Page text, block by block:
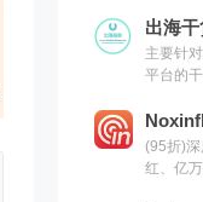
出海
主要针
平台的
具以及
(95折)
红、亿